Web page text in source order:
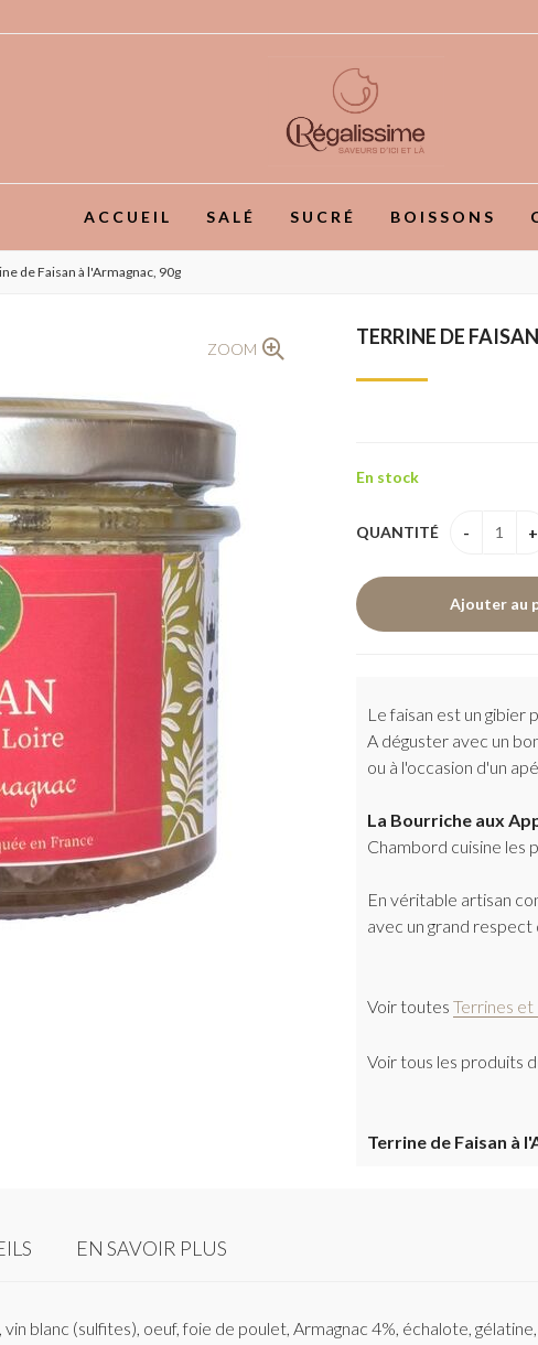
ACCUEIL SALÉ SUCRÉ BOISSONS
de Faisan à l'Armagnac, 90g
ZOOM
TERRINE DE
En stock
QUANTITÉ
Le faisan est un gibier
A déguster avec un
ou à l'occasion d'un
La Bourriche aux
Chambord cuisine les
En véritable artisan
avec un grand
Voir toutes Terrines et
Voir tous les produits
Terrine de Faisan à
EN SAVOIR PLUS
blanc (sulfites), oeuf, foie de poulet, Armagnac 4%, échalote,